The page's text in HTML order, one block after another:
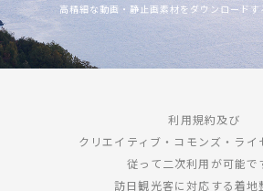
高精細な動画・静止画素材をダウンロードす
利用規約及び
クリエイティブ・コモンズ・ライ
従って二次利用が可能で
訪日観光客に対応する着地